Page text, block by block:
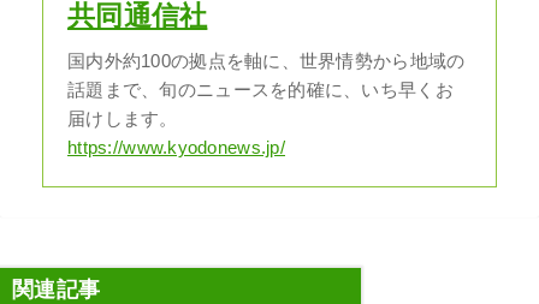
共同通信社
国内外約100の拠点を軸に、世界情勢から地域の
話題まで、旬のニュースを的確に、いち早くお
届けします。
https://www.kyodonews.jp/
関連記事